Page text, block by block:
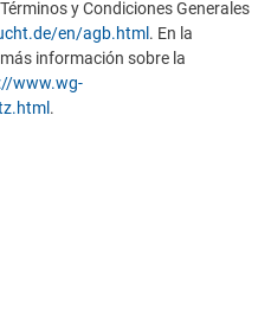
y Condiciones Generales
en/agb.html . En la
información sobre la
www.wg-
.